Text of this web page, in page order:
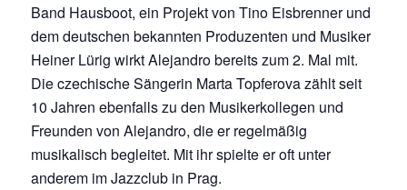
Band Hausboot, ein Projekt von Tino Eisbrenner und
dem deutschen bekannten Produzenten und Musiker
Heiner Lürig wirkt Alejandro bereits zum 2. Mal mit.
Die czechische Sängerin Marta Topferova zählt seit
10 Jahren ebenfalls zu den Musikerkollegen und
Freunden von Alejandro, die er regelmäßig
musikalisch begleitet. Mit ihr spielte er oft unter
anderem im Jazzclub in Prag.